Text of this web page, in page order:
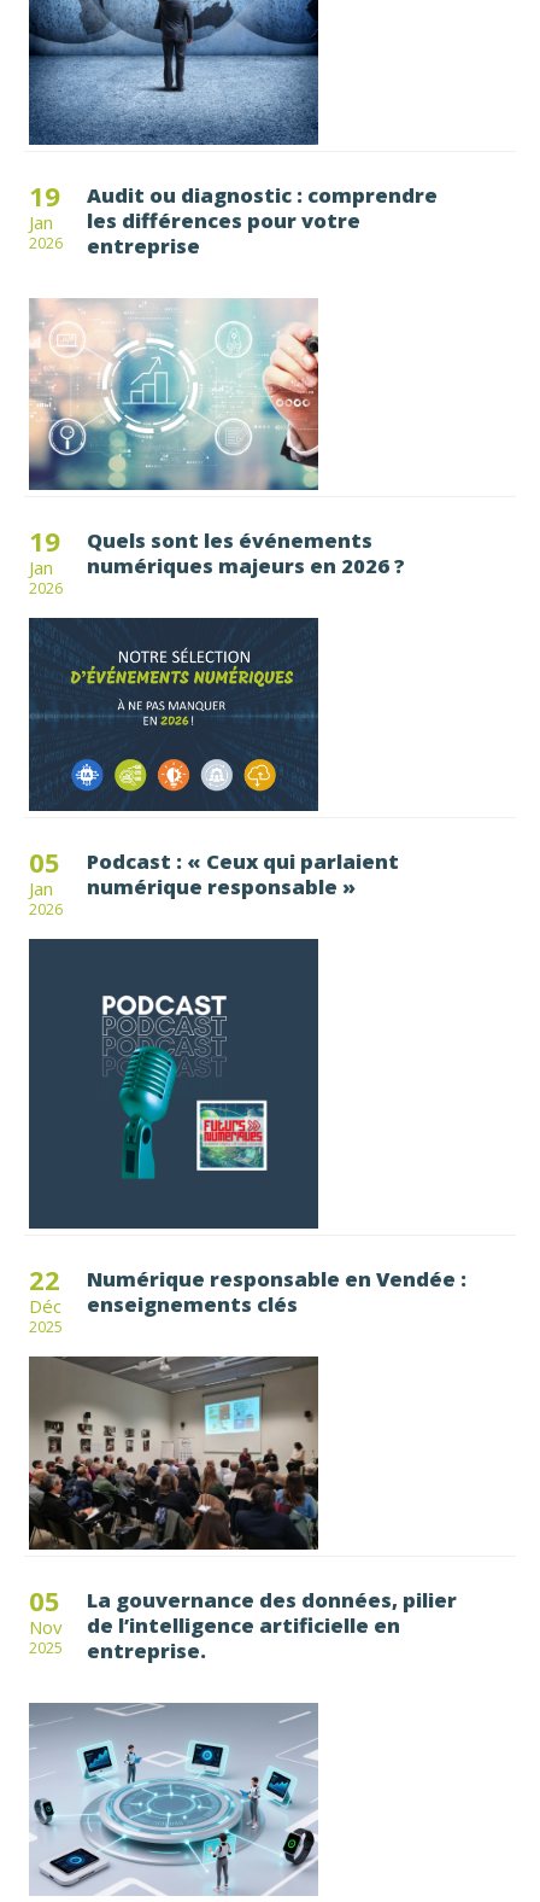
19
Jan
2026
Audit ou diagnostic : comprendre
les différences pour votre
entreprise
19
Jan
2026
Quels sont les événements
numériques majeurs en 2026 ?
05
Jan
2026
Podcast : « Ceux qui parlaient
numérique responsable »
22
Déc
2025
Numérique responsable en Vendée :
enseignements clés
05
Nov
2025
La gouvernance des données, pilier
de l’intelligence artificielle en
entreprise.